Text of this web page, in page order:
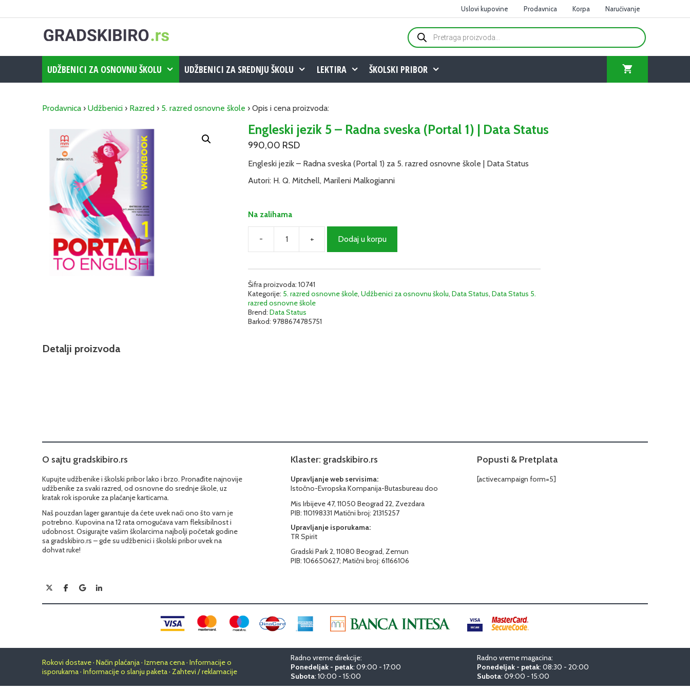
Uslovi kupovine Prodavnica Korpa Naručivanje
Products
search
UDŽBENICI ZA OSNOVNU ŠKOLU UDŽBENICI ZA SREDNJU ŠKOLU LEKTIRA ŠKOLSKI PRIBOR
Prodavnica › Udžbenici › Razred › 5. razred osnovne škole › Opis i cena proizvoda:
Engleski jezik 5 – Radna sveska (Portal 1) | Data Status
990,00 RSD
Engleski jezik – Radna sveska (Portal 1) za 5. razred osnovne škole | Data Status
Autori: H. Q. Mitchell, Marileni Malkogianni
Na zalihama
-
Engleski
jezik
Radna
sveska
(Portal
1)
|
+ Dodaj u korpu
Šifra proizvoda:10741
Kategorije: 5. razred osnovne škole,Udžbenici za osnovnu školu,Data Status,Data Status 5.
razred osnovne škole
Brend:Data Status
Barkod:9788674785751
Detalji proizvoda
O sajtu gradskibiro.rs
Kupujte udžbenike i školski pribor lako i brzo. Pronađite najnovije
udžbenike za svaki razred, od osnovne do srednje škole, uz
kratak rok isporuke za plaćanje karticama.
Naš pouzdan lager garantuje da ćete uvek naći ono što vam je
potrebno. Kupovina na 12 rata omogućava vam fleksibilnost i
udobnost. Osigurajte vašim školarcima najbolji početak godine
sa gradskibiro.rs – gde su udžbenici i školski pribor uvek na
dohvat ruke!
Klaster: gradskibiro.rs
Upravljanje web servisima:
Istočno-Evropska Kompanija-Butasbureau doo
Mis Irbijeve 47, 11050 Beograd 22, Zvezdara
PIB: 110198331 Matični broj: 21315257
Upravljanje isporukama:
TR Spirit
Gradski Park 2, 11080 Beograd, Zemun
PIB: 106650627; Matični broj: 61166106
Popusti & Pretplata
[activecampaign form=5]
Rokovi dostave · Način plaćanja · Izmena cena · Informacije o
isporukama · Informacije o slanju paketa · Zahtevi / reklamacije
Radno vreme direkcije:
Ponedeljak - petak: 09:00 - 17:00
Subota: 10:00 - 15:00
Radno vreme magacina:
Ponedeljak - petak: 08:30 - 20:00
Subota: 09:00 - 15:00